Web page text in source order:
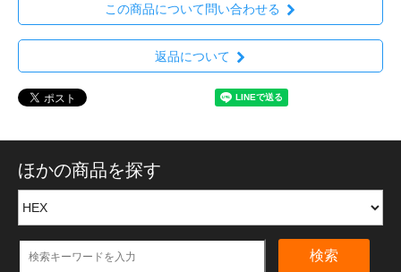
この商品について問い合わせる
返品について
ほかの商品を探す
検索